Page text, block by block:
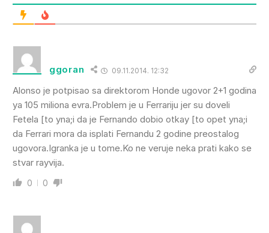
ggoran 09.11.2014. 12:32
Alonso je potpisao sa direktorom Honde ugovor 2+1 godina
ya 105 miliona evra.Problem je u Ferrariju jer su doveli
Fetela [to yna;i da je Fernando dobio otkay [to opet yna;i
da Ferrari mora da isplati Fernandu 2 godine preostalog
ugovora.Igranka je u tome.Ko ne veruje neka prati kako se
stvar rayvija.
0 0